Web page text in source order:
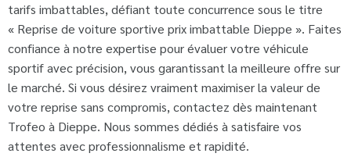
tarifs imbattables, défiant toute concurrence sous le titre
« Reprise de voiture sportive prix imbattable Dieppe ». Faites
confiance à notre expertise pour évaluer votre véhicule
sportif avec précision, vous garantissant la meilleure offre sur
le marché. Si vous désirez vraiment maximiser la valeur de
votre reprise sans compromis, contactez dès maintenant
Trofeo à Dieppe. Nous sommes dédiés à satisfaire vos
attentes avec professionnalisme et rapidité.